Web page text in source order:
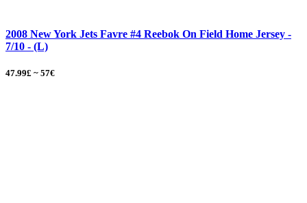
2008 New York Jets Favre #4 Reebok On Field Home Jersey -
7/10 - (L)
47.99£ ~ 57€